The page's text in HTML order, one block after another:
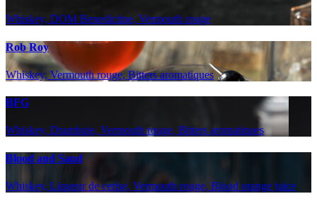
Whiskey, DOM Benedictine, Vermouth rouge
Rob Roy
Whiskey, Vermouth rouge, Bitters aromatiques
BFG
Whiskey, Drambuie, Vermouth rouge, Bitters aromatiques
Blood and Sand
Whiskey, Liqueur de cerise, Vermouth rouge, Blood orange juice